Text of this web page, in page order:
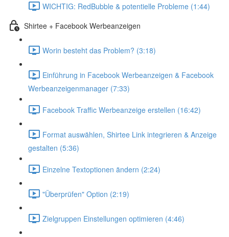
WICHTIG: RedBubble & potentielle Probleme (1:44)
Shirtee + Facebook Werbeanzeigen
Worin besteht das Problem? (3:18)
Einführung in Facebook Werbeanzeigen & Facebook
Werbeanzeigenmanager (7:33)
Facebook Traffic Werbeanzeige erstellen (16:42)
Format auswählen, Shirtee Link integrieren & Anzeige
gestalten (5:36)
Einzelne Textoptionen ändern (2:24)
"Überprüfen" Option (2:19)
Zielgruppen Einstellungen optimieren (4:46)